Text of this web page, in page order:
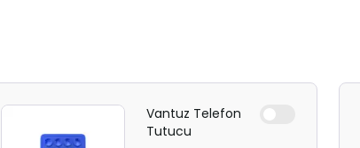
Vantuz Telefon
Tutucu